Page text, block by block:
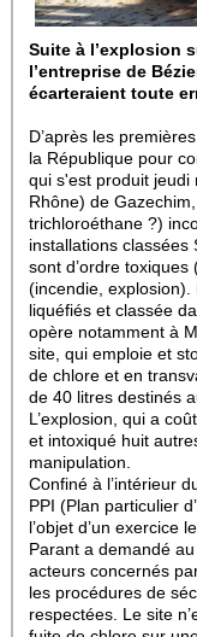
Suite à l’explosion
l’entreprise de
écarteraient toute
D’après les
la République pour
qui s'est produit jeudi
Rhône) de
trichloroéthane ?)
installations classées
sont d’ordre
(incendie, explosion).
liquéfiés et classée
opère notamment à
site, qui emploie et
de chlore et en
de 40 litres destinés
L’explosion, qui a
et intoxiqué huit
manipulation.
Confiné à l’intérieur
PPI (Plan particulier
l’objet d’un exercice
Parant a demandé
acteurs concernés
les procédures de
respectées. Le site